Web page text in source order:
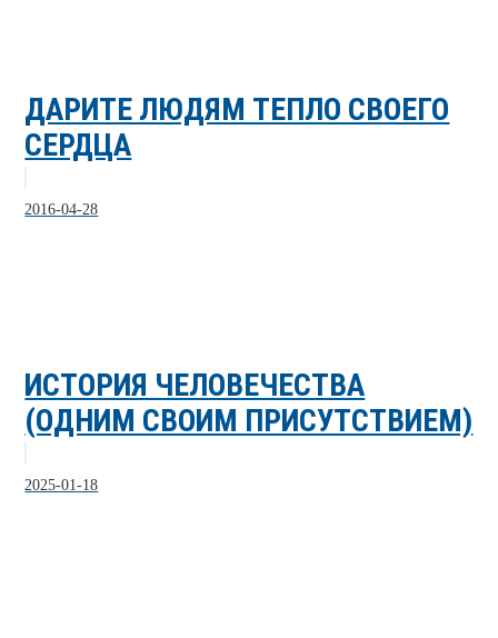
ДАРИТЕ ЛЮДЯМ ТЕПЛО СВОЕГО
СЕРДЦА
2016-04-28
ИСТОРИЯ ЧЕЛОВЕЧЕСТВА
(ОДНИМ СВОИМ ПРИСУТСТВИЕМ)
2025-01-18